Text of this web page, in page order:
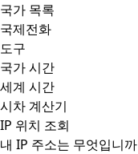
국가 목록
국제전화
도구
국가 시간
세계 시간
시차 계산기
IP 위치 조회
내 IP 주소는 무엇입니까